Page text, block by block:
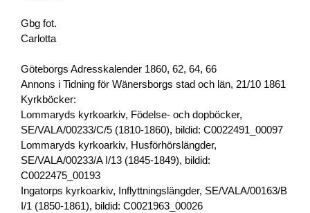
Gbg fot.
Carlotta
Göteborgs Adresskalender 1860, 62, 64, 66
Annons i Tidning för Wänersborgs stad och län, 21/10 1861
Kyrkböcker:
Lommaryds kyrkoarkiv, Födelse- och dopböcker,
SE/VALA/00233/C/5 (1810-1860), bildid: C0022491_00097
Lommaryds kyrkoarkiv, Husförhörslängder,
SE/VALA/00233/A I/13 (1845-1849), bildid:
C0022475_00193
Ingatorps kyrkoarkiv, Inflyttningslängder, SE/VALA/00163/B
I/1 (1850-1861), bildid: C0021963_00026